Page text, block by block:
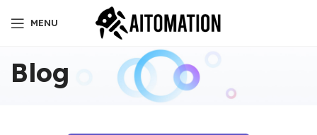
MENU
Blog